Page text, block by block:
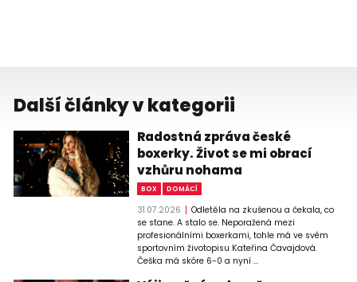
Další články v kategorii
Radostná zpráva české
boxerky. Život se mi obrací
vzhůru nohama
BOX DOMÁCÍ
31.07.2026
Odletěla na zkušenou a čekala, co
se stane. A stalo se. Neporažená mezi
profesionálními boxerkami, tohle má ve svém
sportovním životopisu Kateřina Čavajdová.
Češka má skóre 6-0 a nyní ...